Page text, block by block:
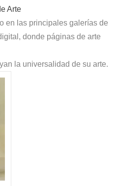
Arte
en las principales galerías de
donde páginas de arte
la universalidad de su arte.